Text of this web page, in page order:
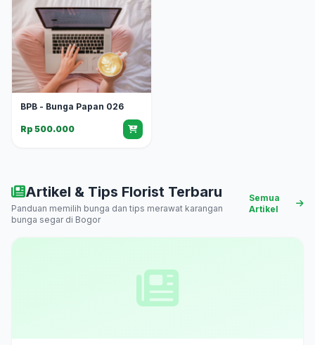
BPB - Bunga Papan 026
Rp 500.000
Artikel & Tips Florist Terbaru
Panduan memilih bunga dan tips merawat karangan
bunga segar di Bogor
Semua
Artikel